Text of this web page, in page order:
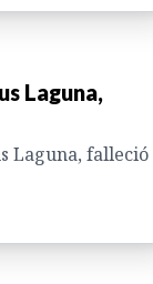
Laguna,
Laguna, falleció